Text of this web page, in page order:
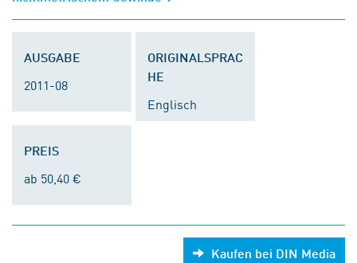
AUSGABE
2011-08
ORIGINALSPRAC
HE
Englisch
PREIS
ab 50,40 €
Kaufen bei DIN Media